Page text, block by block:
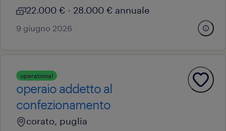
22.000 € - 28.000 € annuale
9 giugno 2026
operational
operaio addetto al
confezionamento
corato, puglia